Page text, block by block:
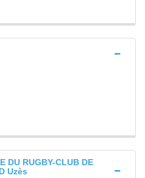
DU RUGBY-CLUB DE
Uzès